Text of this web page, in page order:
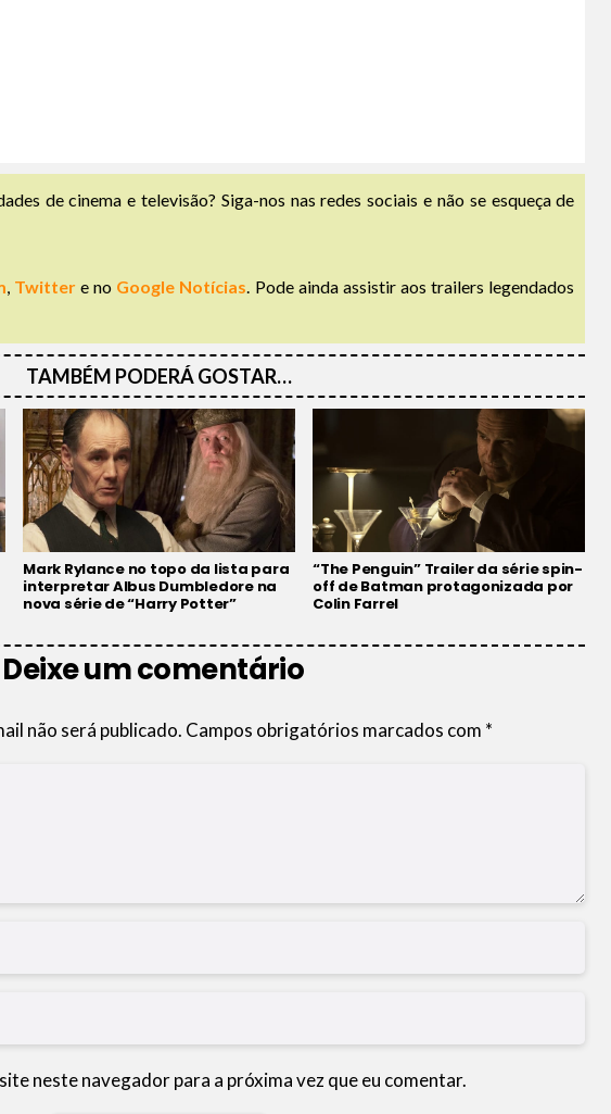
de cinema e televisão? Siga-nos nas redes sociais e não se esqueça de
, Twittere no Google Notícias. Pode ainda assistir aos trailers legendados
TAMBÉM PODERÁ GOSTAR…
Mark Rylance no topo da lista para
interpretar Albus Dumbledore na
nova série de “Harry Potter”
“The Penguin” Trailer da série spin-
off de Batman protagonizada por
Colin Farrel
Deixe um comentário
não será publicado. Campos obrigatórios marcados com *
neste navegador para a próxima vez que eu comentar.